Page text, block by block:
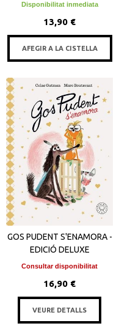
Disponibilitat inmediata
13,90 €
AFEGIR A LA CISTELLA
GOS PUDENT S'ENAMORA -
EDICIÓ DELUXE
Consultar disponibilitat
16,90 €
VEURE DETALLS